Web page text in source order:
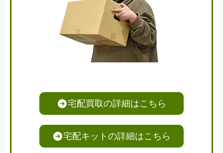
宅配買取の詳細はこちら
宅配キットの詳細はこちら